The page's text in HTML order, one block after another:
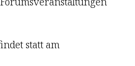
statt am